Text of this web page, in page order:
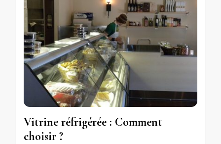
Vitrine réfrigérée : Comment
choisir ?